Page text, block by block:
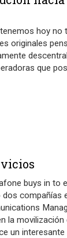
hoy no
originales
que
buys in to
compañías
la
un